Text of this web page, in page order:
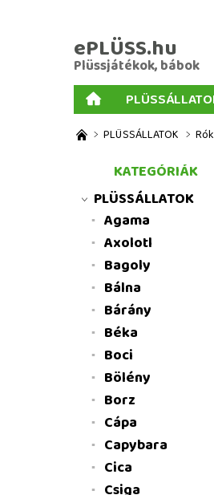
ePLÜSS.hu
Plüssjátékok, bábok
AJÁNDÉKOK
MENNYISÉGI
PLÜSSÁLLATOK
KATEGÓRIÁK
PLÜSSÁLLATOK
Agama
Axolotl
Bagoly
Bálna
Bárány
Béka
Boci
Bölény
Borz
Cápa
Capybara
Cica
Csiga